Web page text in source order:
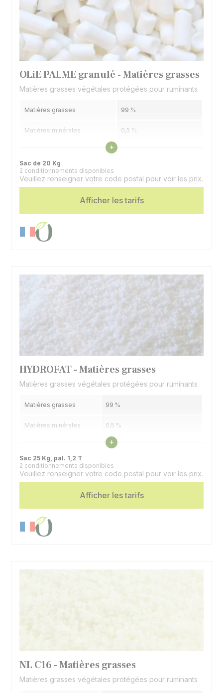
OLiE PALME granulé - Matières grasses
Matières grasses végétales protégées pour ruminants
Matières grasses 99 %
Matières minérales 0,5 %
Valeurs énergétiques
indicatives
Kg
Matière grasses
Voir les caractéristiques
+
Sac de 20 Kg
2 conditionnements disponibles
Veuillez renseigner votre code postal pour voir les prix.
Afficher les tarifs
HYDROFAT - Matières grasses
Matières grasses végétales protégées pour ruminants
Matières grasses 99 %
Matières minérales 0,5 %
0,5 %
Valeurs énergétiques
indicatives
3,90 UFL / Kg | 3,88 UFV / Kg
Graisse stable d'origine
Voir les caractéristiques
+
Sac 25 Kg, pal. 1,2 T
2 conditionnements disponibles
Veuillez renseigner votre code postal pour voir les prix.
Afficher les tarifs
NL C16 - Matières grasses
Matières grasses végétales protégées pour ruminants